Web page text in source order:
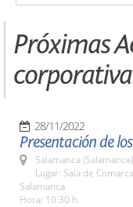
Próximas
corporativa
28/11/2022
Presentación de
Salamanca (Salamanca)
Lugar: Sala de
Salamanca
Hora: 10:30 h.